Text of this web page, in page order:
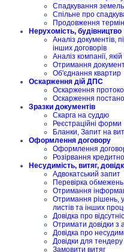
Спадкування
Спільне про
Продовження
Нерухомість, будівництво
Аналіз документів,
інших договорів
Аналіз компанії,
Отримання
Об'єднання квартир
Оскарження дій ДПС
Оскарження
Оскарження
Зразки документів
Скарга на суддю
Реєстраційні форми
Бланки, Запит на
Оформлення договору
Оформлення
Розірвання
Несудимість, витяг,
Адвокатський запит
Перевірка обмежень
Отримання
Отримання рішень,
листів та інших
Довідка про
Отримати довідки з
Довідка про
Довідки для тендеру
Замовити витяг